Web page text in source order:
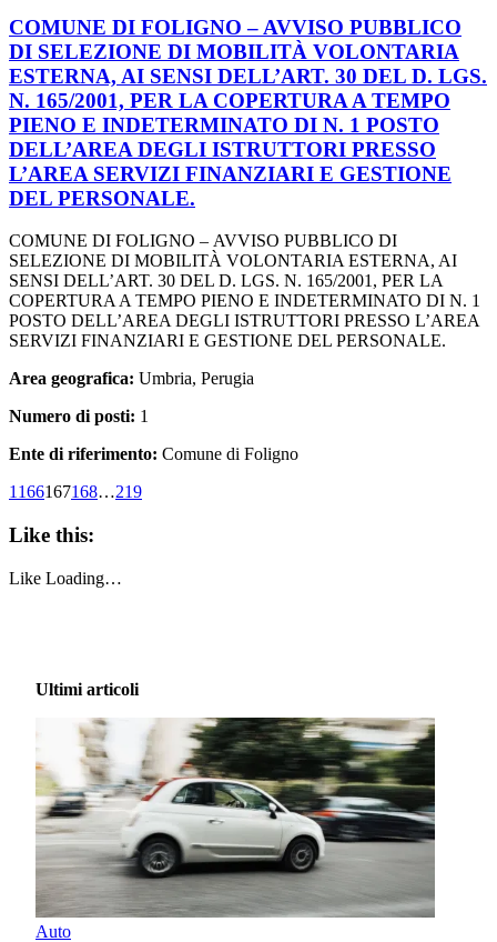
COMUNE DI FOLIGNO – AVVISO PUBBLICO
DI SELEZIONE DI MOBILITÀ VOLONTARIA
ESTERNA, AI SENSI DELL’ART. 30 DEL D. LGS.
N. 165/2001, PER LA COPERTURA A TEMPO
PIENO E INDETERMINATO DI N. 1 POSTO
DELL’AREA DEGLI ISTRUTTORI PRESSO
L’AREA SERVIZI FINANZIARI E GESTIONE
DEL PERSONALE.
COMUNE DI FOLIGNO – AVVISO PUBBLICO DI
SELEZIONE DI MOBILITÀ VOLONTARIA ESTERNA, AI
SENSI DELL’ART. 30 DEL D. LGS. N. 165/2001, PER LA
COPERTURA A TEMPO PIENO E INDETERMINATO DI N. 1
POSTO DELL’AREA DEGLI ISTRUTTORI PRESSO L’AREA
SERVIZI FINANZIARI E GESTIONE DEL PERSONALE.
Area geografica: Umbria, Perugia
Numero di posti: 1
Ente di riferimento: Comune di Foligno
1 166167168…219
Like this:
Like Loading…
Ultimi articoli
Auto